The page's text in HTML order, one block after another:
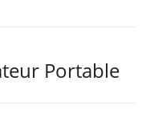
Portable